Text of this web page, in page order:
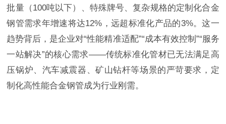
批量（100吨以下）、特殊牌号、复杂规格的定制化合金
钢管需求年增速将达12%，远超标准化产品的3%。这一
趋势背后，是企业对“性能精准适配”“成本有效控制”“服务
一站解决”的核心需求——传统标准化管材已无法满足高
压锅炉、汽车减震器、矿山钻杆等场景的严苛要求，定
制化高性能合金钢管成为行业刚需。